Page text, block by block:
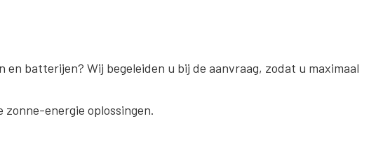
batterijen? Wij begeleiden u bij de aanvraag, zodat u maximaal
energie oplossingen.